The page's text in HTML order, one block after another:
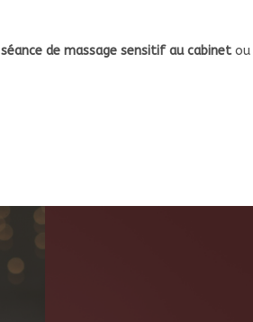
séance de massage sensitif au cabinetou